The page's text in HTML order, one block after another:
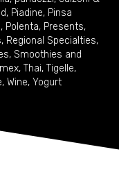
, Piadine, Pinsa
, Polenta, Presents,
, Regional Specialties,
, Smoothies and
, Thai, Tigelle,
, Wine, Yogurt